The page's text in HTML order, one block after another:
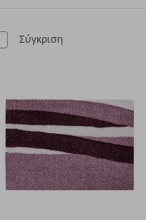
Σύγκριση